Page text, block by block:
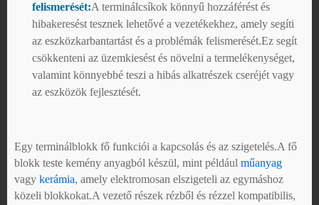
felismerését:A terminálcsíkok könnyű hozzáférést és
hibakeresést tesznek lehetővé a vezetékekhez, amely segíti
az eszközkarbantartást és a problémák felismerését.Ez segít
csökkenteni az üzemkiesést és növelni a termelékenységet,
valamint könnyebbé teszi a hibás alkatrészek cseréjét vagy
az eszközök fejlesztését.
Egy terminálblokk fő funkciói a kapcsolás és az szigetelés.A fő
blokk teste kemény anyagból készül, mint például műanyag
vagy kerámia, amely elektromosan elszigeteli az egymáshoz
közeli blokkokat.A vezető részek rézből és rézzel kompatibilis,